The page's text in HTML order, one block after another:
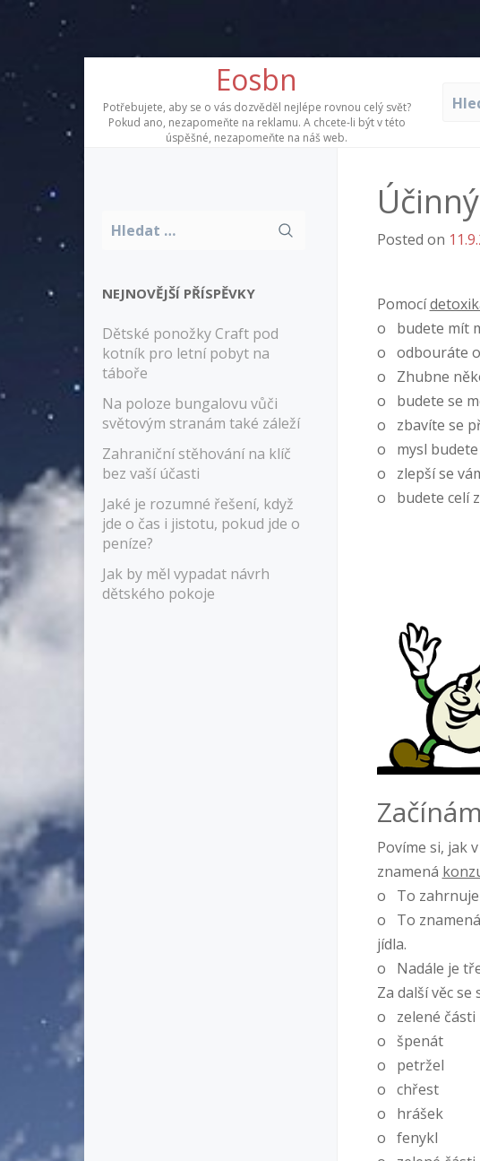
content
Eosbn
Potřebujete, aby se o vás dozvěděl nejlépe rovnou celý svět?
Pokud ano, nezapomeňte na reklamu. A chcete-li být v této
úspěšné, nezapomeňte na náš web.
NEJNOVĚJŠÍ PŘÍSPĚVKY
Dětské ponožky Craft pod
kotník pro letní pobyt na
táboře
Na poloze bungalovu vůči
světovým stranám také záleží
Zahraniční stěhování na klíč
bez vaší účasti
Jaké je rozumné řešení, když
jde o čas i jistotu, pokud jde o
peníze?
Jak by měl vypadat návrh
dětského pokoje
Posted on
Pomocí
o budete mít
o odbouráte
o Zhubne
o budete se
o zbavíte se
o mysl
o zlepší se
o budete celí
Povíme si, jak
znamená
o To zahrnuje
o To znamená
jídla.
o Nadále je
Za další věc
o zelené části
o špenát
o petržel
o chřest
o hrášek
o fenykl